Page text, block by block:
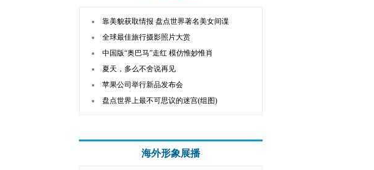
靠美貌获取情报 盘点世界著名美女间谍
全球最佳旅行摄影照片大赏
中国版“奥巴马”走红 模仿惟妙惟肖
夏天，多么不舍说再见
苹果公司举行新品发布会
盘点世界上最不可思议的迷宫(组图)
海外形象展播